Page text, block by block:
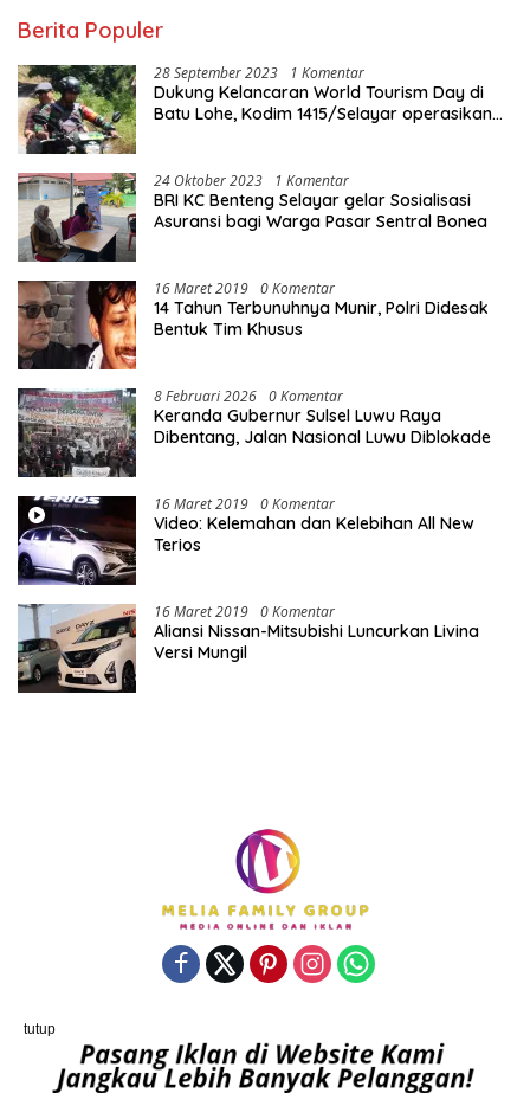
Berita Populer
28 September 2023 1 Komentar
Dukung Kelancaran World Tourism Day di
Batu Lohe, Kodim 1415/Selayar operasikan
24 Oktober 2023 1 Komentar
BRI KC Benteng Selayar gelar Sosialisasi
Asuransi bagi Warga Pasar Sentral Bonea
16 Maret 2019 0 Komentar
14 Tahun Terbunuhnya Munir, Polri Didesak
Bentuk Tim Khusus
8 Februari 2026 0 Komentar
Keranda Gubernur Sulsel Luwu Raya
Dibentang, Jalan Nasional Luwu Diblokade
16 Maret 2019 0 Komentar
Video: Kelemahan dan Kelebihan All New
Terios
16 Maret 2019 0 Komentar
Aliansi Nissan-Mitsubishi Luncurkan Livina
Versi Mungil
Powered By porostengah.com | Support By PT. Melia Family
Group
tutup